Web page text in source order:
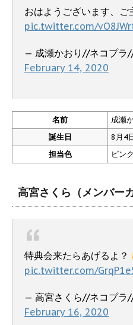
おはようございます、ご
pic.twitter.com/
— 成瀬かおり//ネコプラ
February 14, 2020
名前
成瀬
誕生日
8月4
担当色
ピンク
高宮さくら（メンバー
特典会来たらあげるよ？
pic.twitter.com/
— 高宮さくら//ネコプラ
February 16, 2020